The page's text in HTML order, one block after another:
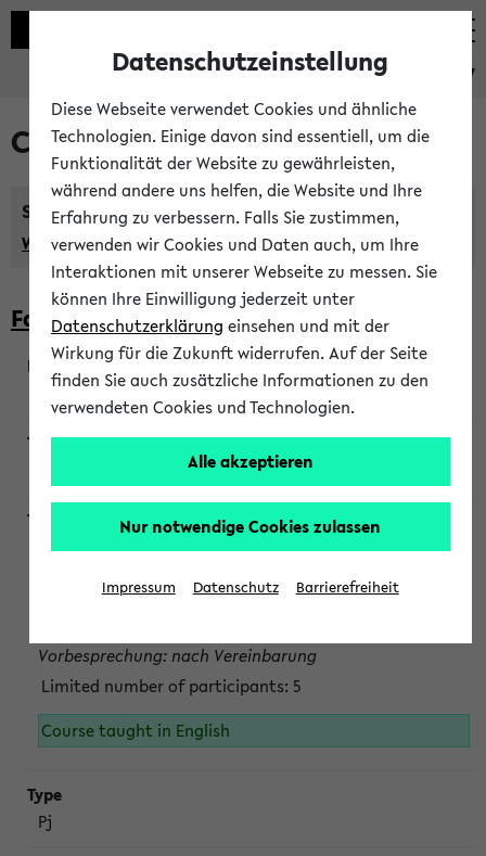
eKVV
Courses taught in English
Semester:
WiSe 2026/2027 SoSe 2026 Previous...
Faculty of Biology
200923
Wendisch, Peters-Wendisch, Stegelmann
Projektmodul "Bakterielle Biotechnologie"
Persönliche Anmeldung beim Veranstalter ist unbedingt
Vorbesprechung: nach Vereinbarung
Limited number of participants: 5
Course taught in English
Pj
Datenschutzeinstellung
Diese Webseite verwendet Cookies und ähnliche
Technologien. Einige davon sind essentiell, um die
Funktionalität der Website zu gewährleisten,
während andere uns helfen, die Website und Ihre
Erfahrung zu verbessern. Falls Sie zustimmen,
verwenden wir Cookies und Daten auch, um Ihre
Interaktionen mit unserer Webseite zu messen. Sie
können Ihre Einwilligung jederzeit unter
Datenschutzerklärung einsehen und mit der
Wirkung für die Zukunft widerrufen. Auf der Seite
finden Sie auch zusätzliche Informationen zu den
verwendeten Cookies und Technologien.
Alle akzeptieren
Nur notwendige Cookies zulassen
Impressum Datenschutz Barrierefreiheit